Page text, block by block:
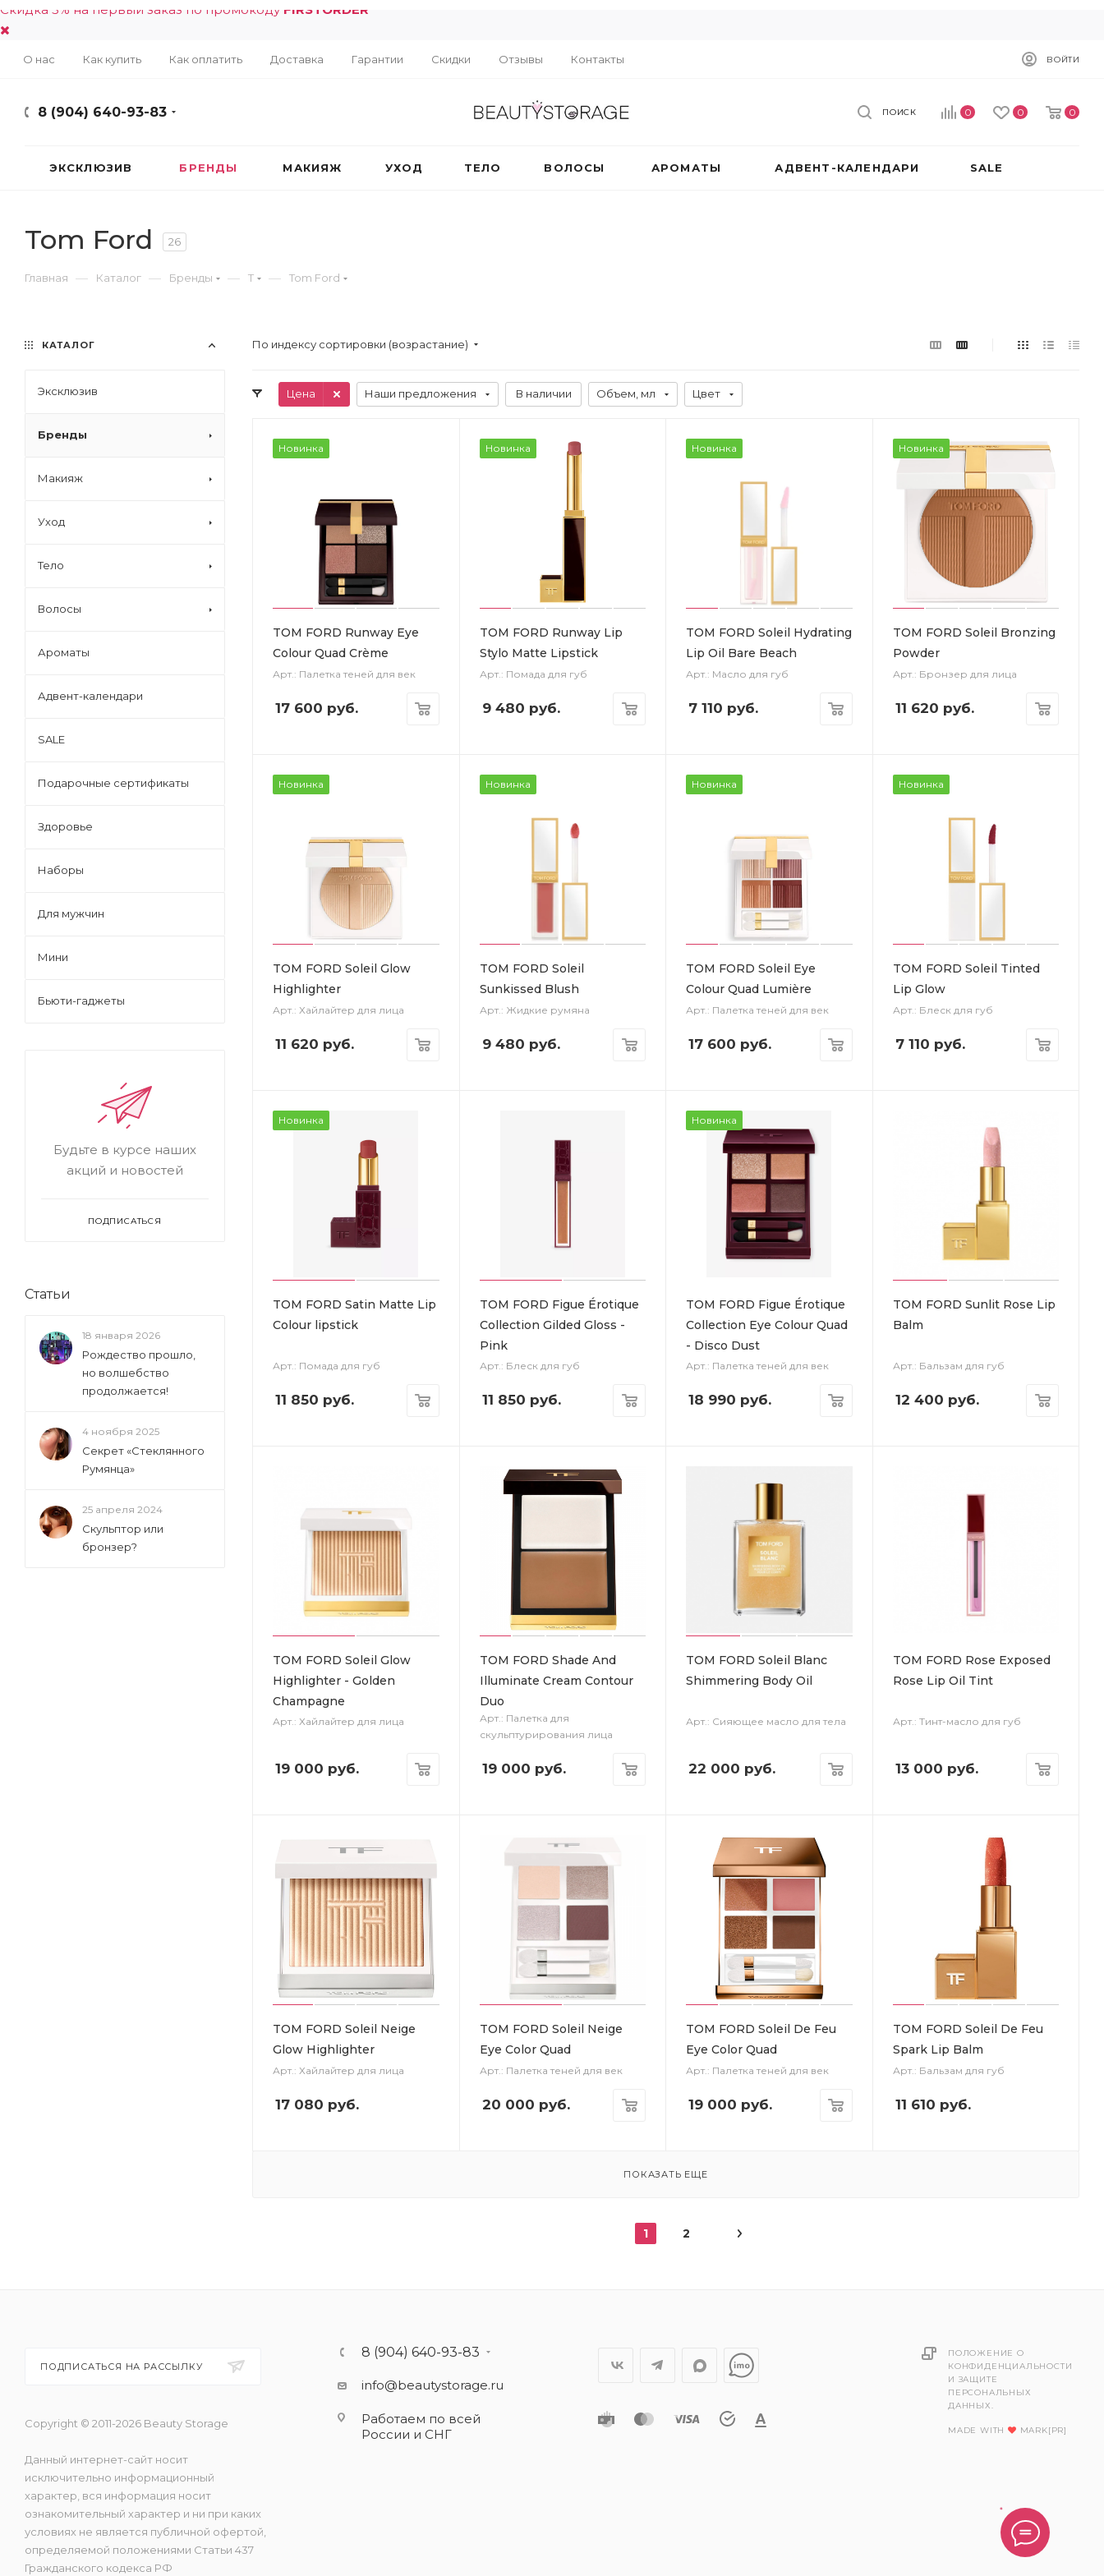
Скидка 5% на первый заказ по промокоду FIRSTORDER
О нас Как купить Как оплатить Доставка Гарантии Скидки Отзывы Контакты ВОЙТИ
8 (904) 640-93-83 0 0 0
ПОИСК
ЭКСКЛЮЗИВ БРЕНДЫ МАКИЯЖ УХОД ТЕЛО ВОЛОСЫ АРОМАТЫ АДВЕНТ-КАЛЕНДАРИ SALE
Tom Ford 26
Главная — Каталог — Бренды — T — Tom Ford
По индексу сортировки (возрастание)
Цена Наши предложения В наличии Объем, мл Цвет
Новинка
TOM FORD Runway Eye
Colour Quad Crème
Арт.: Палетка теней для век
17 600 руб.
Новинка
TOM FORD Runway Lip
Stylo Matte Lipstick
Арт.: Помада для губ
9 480 руб.
Новинка
TOM FORD Soleil Hydrating
Lip Oil Bare Beach
Арт.: Масло для губ
7 110 руб.
Новинка
TOM FORD Soleil Bronzing
Powder
Арт.: Бронзер для лица
11 620 руб.
Новинка
TOM FORD Soleil Glow
Highlighter
Арт.: Хайлайтер для лица
11 620 руб.
Новинка
TOM FORD Soleil
Sunkissed Blush
Арт.: Жидкие румяна
9 480 руб.
Новинка
TOM FORD Soleil Eye
Colour Quad Lumière
Арт.: Палетка теней для век
17 600 руб.
Новинка
TOM FORD Soleil Tinted
Lip Glow
Арт.: Блеск для губ
7 110 руб.
Новинка
TOM FORD Satin Matte Lip
Colour lipstick
Арт.: Помада для губ
11 850 руб.
TOM FORD Figue Érotique
Collection Gilded Gloss -
Pink
Арт.: Блеск для губ
11 850 руб.
Новинка
TOM FORD Figue Érotique
Collection Eye Colour Quad
- Disco Dust
Арт.: Палетка теней для век
18 990 руб.
TOM FORD Sunlit Rose Lip
Balm
Арт.: Бальзам для губ
12 400 руб.
TOM FORD Soleil Glow
Highlighter - Golden
Champagne
Арт.: Хайлайтер для лица
19 000 руб.
TOM FORD Shade And
Illuminate Cream Contour
Duo
Арт.: Палетка для
скульптурирования лица
19 000 руб.
TOM FORD Soleil Blanc
Shimmering Body Oil
Арт.: Сияющее масло для тела
22 000 руб.
TOM FORD Rose Exposed
Rose Lip Oil Tint
Арт.: Тинт-масло для губ
13 000 руб.
TOM FORD Soleil Neige
Glow Highlighter
Арт.: Хайлайтер для лица
17 080 руб.
TOM FORD Soleil Neige
Eye Color Quad
Арт.: Палетка теней для век
20 000 руб.
TOM FORD Soleil De Feu
Eye Color Quad
Арт.: Палетка теней для век
19 000 руб.
TOM FORD Soleil De Feu
Spark Lip Balm
Арт.: Бальзам для губ
11 610 руб.
ПОКАЗАТЬ ЕЩЕ
1 2
КАТАЛОГ
Эксклюзив
Бренды
Макияж
Уход
Тело
Волосы
Ароматы
Адвент-календари
SALE
Подарочные сертификаты
Здоровье
Наборы
Для мужчин
Мини
Бьюти-гаджеты
Будьте в курсе наших
акций и новостей
ПОДПИСАТЬСЯ
Статьи
18 января 2026
Рождество прошло,
но волшебство
продолжается!
4 ноября 2025
Секрет «Стеклянного
Румянца»
25 апреля 2024
Скульптор или
бронзер?
ПОДПИСАТЬСЯ НА РАССЫЛКУ
Copyright © 2011-2026 Beauty Storage
Данный интернет-сайт носит
исключительно информационный
характер, вся информация носит
ознакомительный характер и ни при каких
условиях не является публичной офертой,
определяемой положениями Статьи 437
Гражданского кодекса РФ
8 (904) 640-93-83
info@beautystorage.ru
Работаем по всей
России и СНГ
ПОЛОЖЕНИЕ О
КОНФИДЕНЦИАЛЬНОСТИ
И ЗАЩИТЕ
ПЕРСОНАЛЬНЫХ
ДАННЫХ.
MADE WITH MARK[PR]